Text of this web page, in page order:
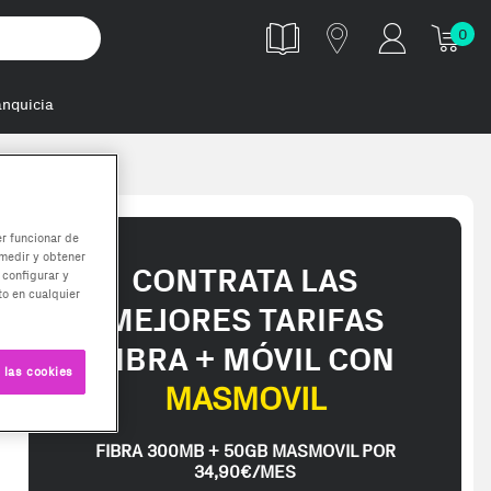
0
CONTRATA LAS
MEJORES TARIFAS
FIBRA + MÓVIL CON
MASMOVIL
FIBRA 300MB + 50GB MASMOVIL POR
34,90€/MES
funcionar de
y obtener
y
en cualquier
cookies